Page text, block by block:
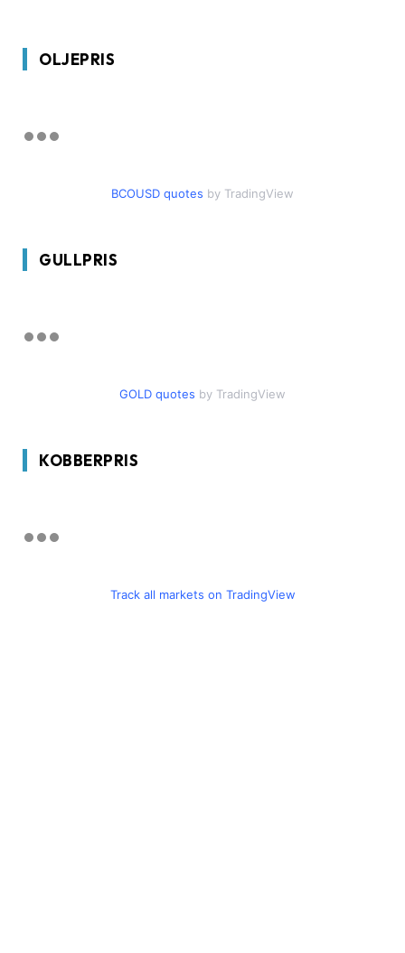
OLJEPRIS
BCOUSD quotes by TradingView
GULLPRIS
GOLD quotes by TradingView
KOBBERPRIS
Track all markets on TradingView